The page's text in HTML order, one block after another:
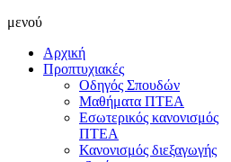
μενού
Αρχική
Προπτυχιακές
Οδηγός Σπουδών
Μαθήματα ΠΤΕΑ
Εσωτερικός κανονισμός
ΠΤΕΑ
Κανονισμός διεξαγωγής